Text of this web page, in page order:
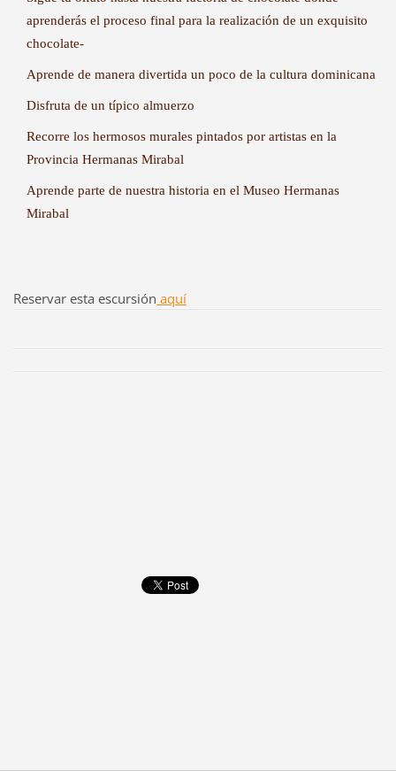
aprenderás el proceso final para la realización de un exquisito
chocolate-
Aprende de manera divertida un poco de la cultura dominicana
Disfruta de un típico almuerzo
Recorre los hermosos murales pintados por artistas en la
Provincia Hermanas Mirabal
Aprende parte de nuestra historia en el Museo Hermanas
Mirabal
Reservar esta escursión aquí